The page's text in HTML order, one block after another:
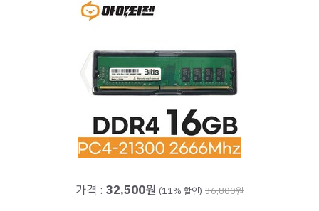
가격 : 32,500원 (11% 할인) 36,800원